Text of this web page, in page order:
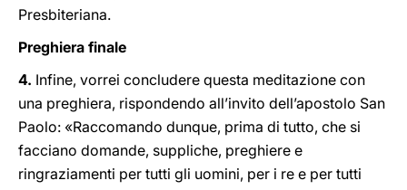
Presbiteriana.
Preghiera finale
4. Infine, vorrei concludere questa meditazione con
una preghiera, rispondendo all’invito dell’apostolo San
Paolo: «Raccomando dunque, prima di tutto, che si
facciano domande, suppliche, preghiere e
ringraziamenti per tutti gli uomini, per i re e per tutti